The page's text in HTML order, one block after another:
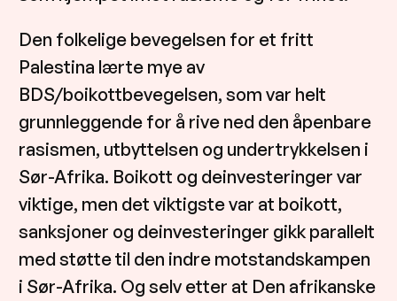
Den folkelige bevegelsen for et fritt
Palestina lærte mye av
BDS/boikottbevegelsen, som var helt
grunnleggende for å rive ned den åpenbare
rasismen, utbyttelsen og undertrykkelsen i
Sør-Afrika. Boikott og deinvesteringer var
viktige, men det viktigste var at boikott,
sanksjoner og deinvesteringer gikk parallelt
med støtte til den indre motstandskampen
i Sør-Afrika. Og selv etter at Den afrikanske